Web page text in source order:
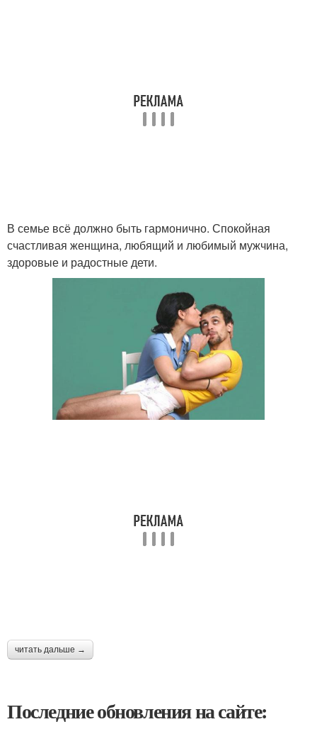
В семье всё должно быть гармонично. Спокойная
счастливая женщина, любящий и любимый мужчина,
здоровые и радостные дети.
читать дальше →
Последние обновления на сайте: